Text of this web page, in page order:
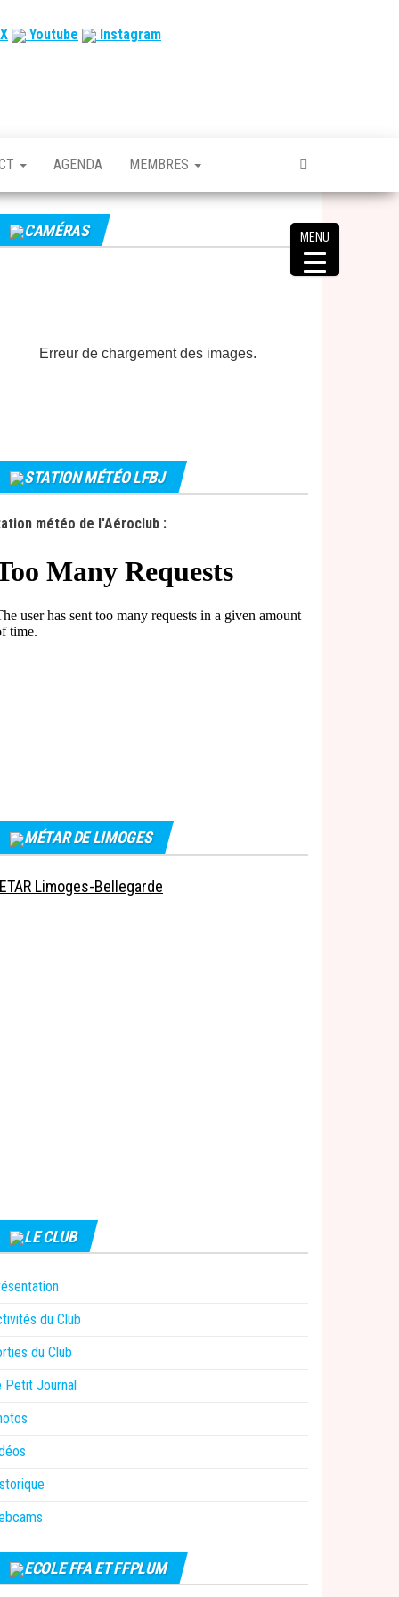
Youtube Instagram
AGENDA MEMBRES
CAMÉRAS
Erreur de chargement des images.
STATION MÉTÉO LFBJ
météo de l'Aéroclub :
MÉTAR DE LIMOGES
Limoges-Bellegarde
LE CLUB
du Club
du Club
Petit Journal
ECOLE FFA ET FFPLUM
MENU